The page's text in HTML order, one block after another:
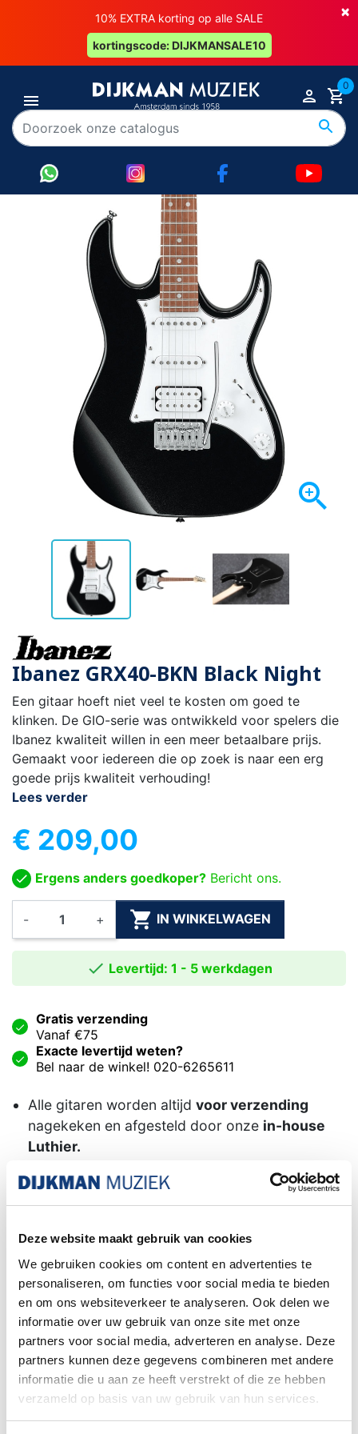
Deze website maakt gebruik van cookies
We gebruiken cookies om content en advertenties te
personaliseren, om functies voor social media te bieden
en om ons websiteverkeer te analyseren. Ook delen we
informatie over uw gebruik van onze site met onze
partners voor social media, adverteren en analyse. Deze
partners kunnen deze gegevens combineren met andere
informatie die u aan ze heeft verstrekt of die ze hebben
verzameld op basis van uw gebruik van hun services.
×
10% EXTRA korting op alle SALE
kortingscode: DIJKMANSALE10
0

Ibanez GRX40-BKN Black Night
Een gitaar hoeft niet veel te kosten om goed te
klinken. De GIO-serie was ontwikkeld voor spelers die
Ibanez kwaliteit willen in een meer betaalbare prijs.
Gemaakt voor iedereen die op zoek is naar een erg
goede prijs kwaliteit verhouding!
Lees verder
€ 209,00
Ergens anders goedkoper? Bericht ons.
- +  IN WINKELWAGEN
 Levertijd: 1 - 5 werkdagen
Gratis verzending
Vanaf €75
Exacte levertijd weten?
Bel naar de winkel! 020-6265611
Alle gitaren worden altijd voor verzending
nagekeken en afgesteld door onze in-house
Luthier.
Het kiezen van eenDHL service punt is niet
mogelijk wanneer uw bestelling een piano of
postpunt namelijk niet geaccepteerd.
Familiebedrijf sinds 1958
Ibanez GRX40-BKN Black Night
Deze gitaar komt uit de GIO serie
van Ibanez